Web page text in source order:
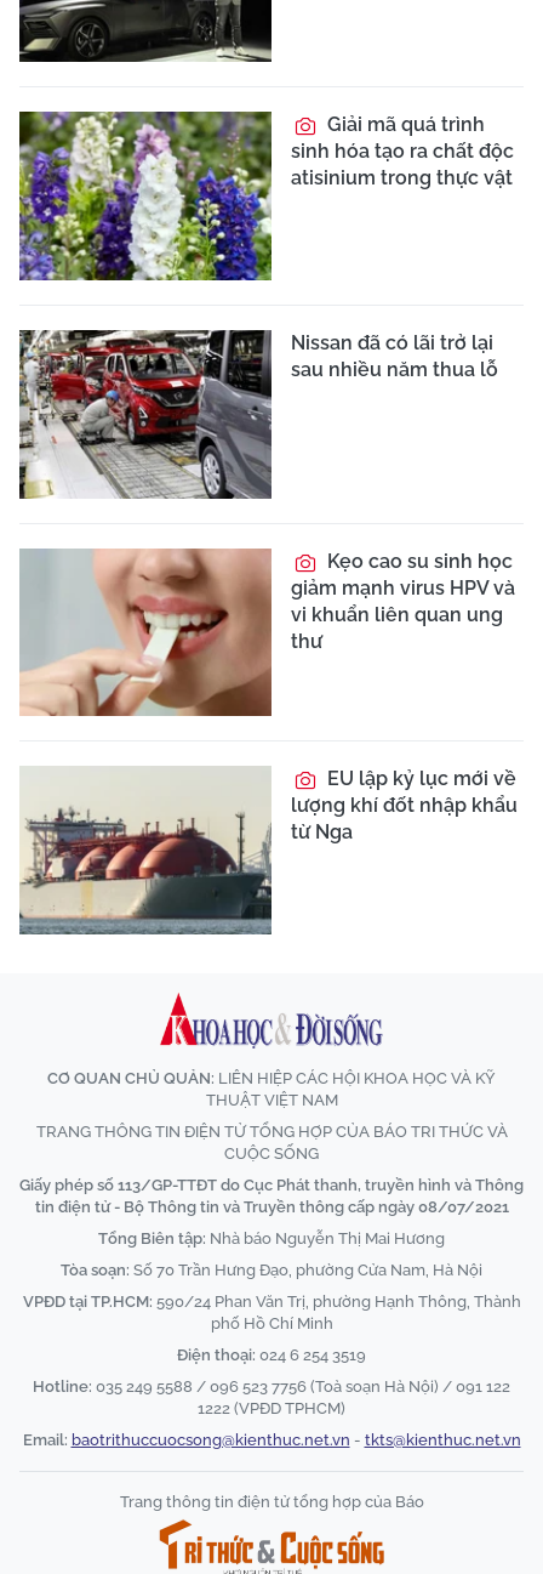
Giải mã quá trình
sinh hóa tạo ra chất độc
atisinium trong thực vật
Nissan đã có lãi trở lại
sau nhiều năm thua lỗ
Kẹo cao su sinh học
giảm mạnh virus HPV và
vi khuẩn liên quan ung
thư
EU lập kỷ lục mới về
lượng khí đốt nhập khẩu
từ Nga
CƠ QUAN CHỦ QUẢN: LIÊN HIỆP CÁC HỘI KHOA HỌC VÀ KỸ
THUẬT VIỆT NAM
TRANG THÔNG TIN ĐIỆN TỬ TỔNG HỢP CỦA BÁO TRI THỨC VÀ
CUỘC SỐNG
Giấy phép số 113/GP-TTĐT do Cục Phát thanh, truyền hình và Thông
tin điện tử - Bộ Thông tin và Truyền thông cấp ngày 08/07/2021
Tổng Biên tập: Nhà báo Nguyễn Thị Mai Hương
Tòa soạn: Số 70 Trần Hưng Đạo, phường Cửa Nam, Hà Nội
VPĐD tại TP.HCM: 590/24 Phan Văn Trị, phường Hạnh Thông, Thành
phố Hồ Chí Minh
Điện thoại: 024 6 254 3519
Hotline: 035 249 5588 / 096 523 7756 (Toà soạn Hà Nội) / 091 122
1222 (VPĐD TPHCM)
Email: baotrithuccuocsong@kienthuc.net.vn - tkts@kienthuc.net.vn
Trang thông tin điện tử tổng hợp của Báo